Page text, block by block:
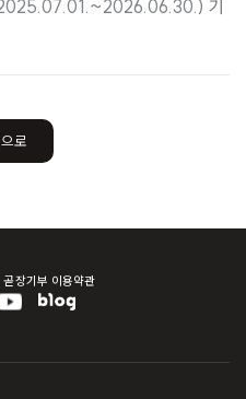
기
로
곧장기부 이용약관